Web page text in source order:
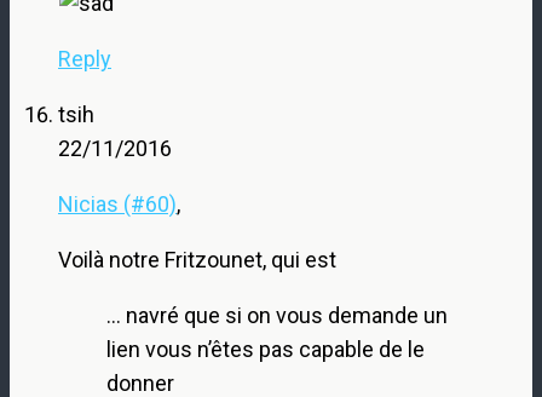
Reply
tsih
22/11/2016
Nicias (#60),
Voilà notre Fritzounet, qui est
… navré que si on vous demande un
lien vous n’êtes pas capable de le
donner